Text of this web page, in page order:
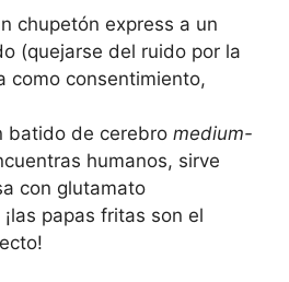
chupetón express a un
(quejarse del ruido por la
como consentimiento,
batido de cerebro medium-
humanos, sirve
con glutamato
papas fritas son el